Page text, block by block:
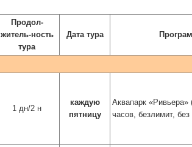
Продол-
житель-ность
тура
Дата тура
1 дн/2 н
каждую
пятницу
Аквапарк «Ривьера»
часов, безлимит, без